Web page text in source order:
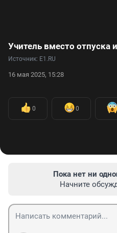
Источник: E1.RU
16 мая 2025, 15:28
0 0
Пока нет ни
Начните